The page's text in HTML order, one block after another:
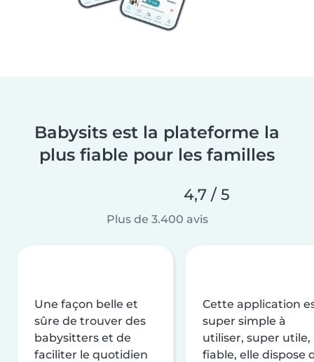
Babysits est la plateforme la
plus fiable pour les familles
4,7 / 5
Plus de 3.400 avis
Une façon belle et
sûre de trouver des
babysitters et de
faciliter le quotidien
Cette application
super simple à
utiliser, super utile,
fiable, elle dispose